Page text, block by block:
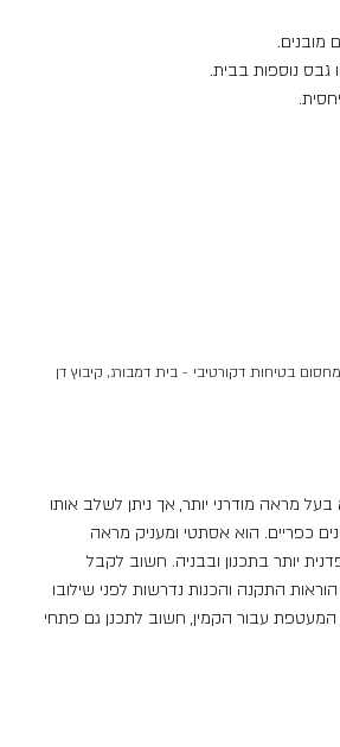
מובנים.
גבס נוספות בבית.
מחסום בטיחות דקורטיבי - בית דמבורג, קיבוץ דן
בעל מראה מודרני יותר, אך ניתן לשלב אותו
כפריים. הוא אסתטי ומעניק מראה
יותר בתכנון ובבניה. חשוב לקבל
התקנה והכנות נדרשות לפני שילובו
המעטפת עבור הקמין, חשוב לתכנן גם פתחי